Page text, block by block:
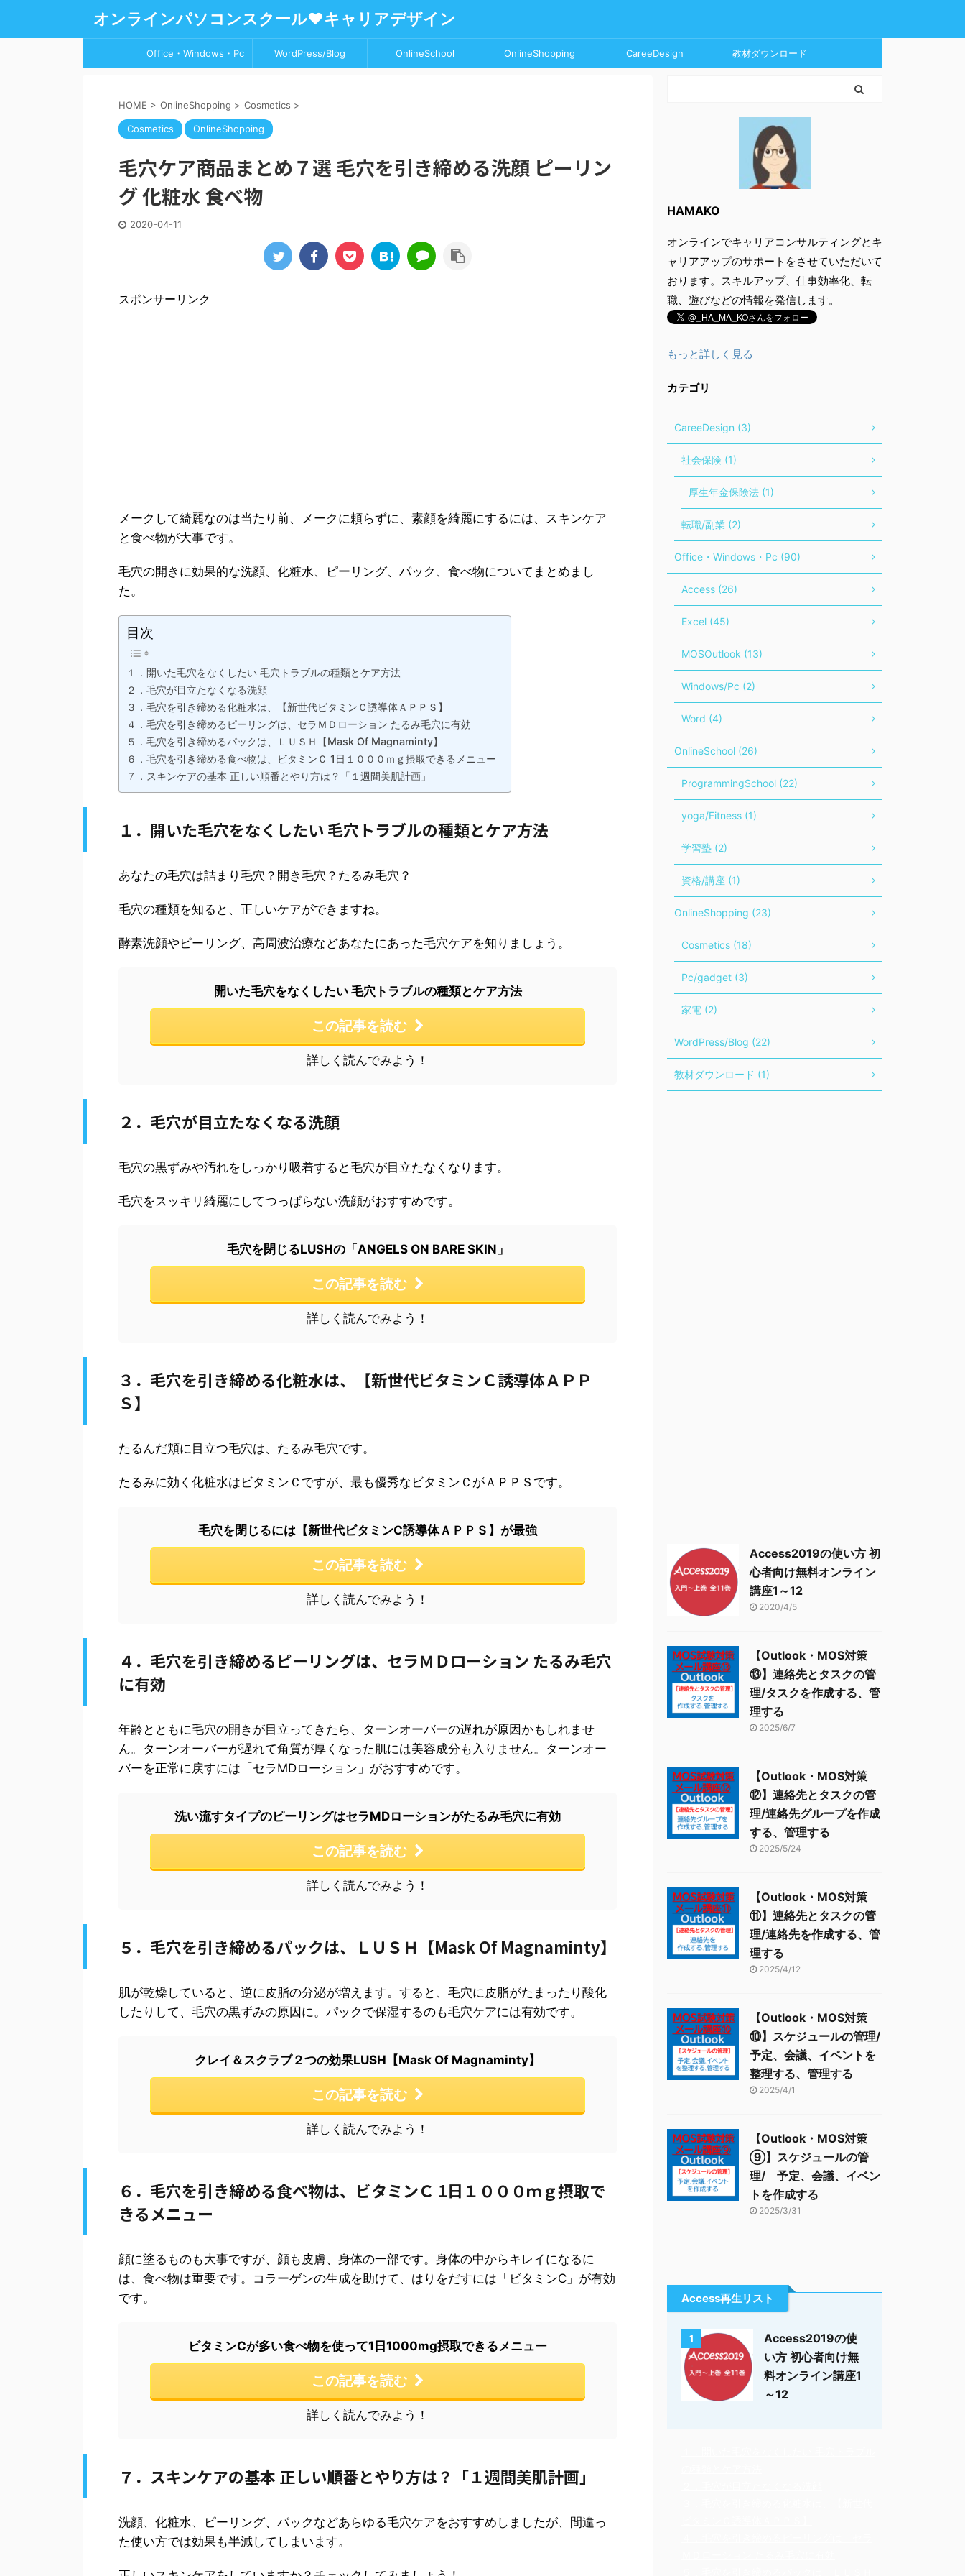
オンラインパソコンスクール♥キャリアデザイン
Office・Windows・Pc WordPress/Blog OnlineSchool OnlineShopping CareeDesign 教材ダウンロード
HOME > OnlineShopping > Cosmetics >
Cosmetics OnlineShopping
毛穴ケア商品まとめ７選 毛穴を引き締める洗顔 ピーリン
グ 化粧水 食べ物
2020-04-11
スポンサーリンク
メークして綺麗なのは当たり前、メークに頼らずに、素顔を綺麗にするには、スキンケア
と食べ物が大事です。
毛穴の開きに効果的な洗顔、化粧水、ピーリング、パック、食べ物についてまとめまし
た。
目次
１．開いた毛穴をなくしたい 毛穴トラブルの種類とケア方法
２．毛穴が目立たなくなる洗顔
３．毛穴を引き締める化粧水は、【新世代ビタミンＣ誘導体ＡＰＰＳ】
４．毛穴を引き締めるピーリングは、セラＭＤローション たるみ毛穴に有効
５．毛穴を引き締めるパックは、ＬＵＳＨ【Mask Of Magnaminty】
６．毛穴を引き締める食べ物は、ビタミンＣ 1日１０００ｍｇ摂取できるメニュー
７．スキンケアの基本 正しい順番とやり方は？「１週間美肌計画」
１．開いた毛穴をなくしたい 毛穴トラブルの種類とケア方法
あなたの毛穴は詰まり毛穴？開き毛穴？たるみ毛穴？
毛穴の種類を知ると、正しいケアができますね。
酵素洗顔やピーリング、高周波治療などあなたにあった毛穴ケアを知りましょう。
開いた毛穴をなくしたい 毛穴トラブルの種類とケア方法
この記事を読む
詳しく読んでみよう！
２．毛穴が目立たなくなる洗顔
毛穴の黒ずみや汚れをしっかり吸着すると毛穴が目立たなくなります。
毛穴をスッキリ綺麗にしてつっぱらない洗顔がおすすめです。
毛穴を閉じるLUSHの「ANGELS ON BARE SKIN」
この記事を読む
詳しく読んでみよう！
３．毛穴を引き締める化粧水は、【新世代ビタミンＣ誘導体ＡＰＰ
Ｓ】
たるんだ頬に目立つ毛穴は、たるみ毛穴です。
たるみに効く化粧水はビタミンＣですが、最も優秀なビタミンＣがＡＰＰＳです。
毛穴を閉じるには【新世代ビタミンC誘導体ＡＰＰＳ】が最強
この記事を読む
詳しく読んでみよう！
４．毛穴を引き締めるピーリングは、セラＭＤローション たるみ毛穴
に有効
年齢とともに毛穴の開きが目立ってきたら、ターンオーバーの遅れが原因かもしれませ
ん。ターンオーバーが遅れて角質が厚くなった肌には美容成分も入りません。ターンオー
バーを正常に戻すには「セラMDローション」がおすすめです。
洗い流すタイプのピーリングはセラMDローションがたるみ毛穴に有効
この記事を読む
詳しく読んでみよう！
５．毛穴を引き締めるパックは、ＬＵＳＨ【Mask Of Magnaminty】
肌が乾燥していると、逆に皮脂の分泌が増えます。すると、毛穴に皮脂がたまったり酸化
したりして、毛穴の黒ずみの原因に。パックで保湿するのも毛穴ケアには有効です。
クレイ＆スクラブ２つの効果LUSH【Mask Of Magnaminty】
この記事を読む
詳しく読んでみよう！
６．毛穴を引き締める食べ物は、ビタミンＣ 1日１０００ｍｇ摂取で
きるメニュー
顔に塗るものも大事ですが、顔も皮膚、身体の一部です。身体の中からキレイになるに
は、食べ物は重要です。コラーゲンの生成を助けて、はりをだすには「ビタミンC」が有効
です。
ビタミンCが多い食べ物を使って1日1000mg摂取できるメニュー
この記事を読む
詳しく読んでみよう！
７．スキンケアの基本 正しい順番とやり方は？「１週間美肌計画」
洗顔、化粧水、ピーリング、パックなどあらゆる毛穴ケアをおすすめしましたが、間違っ
た使い方では効果も半減してしまいます。
HAMAKO
オンラインでキャリアコンサルティングとキ
ャリアアップのサポートをさせていただいて
おります。スキルアップ、仕事効率化、転
職、遊びなどの情報を発信します。
もっと詳しく見る
カテゴリ
CareeDesign (3)
社会保険 (1)
厚生年金保険法 (1)
転職/副業 (2)
Office・Windows・Pc (90)
Access (26)
Excel (45)
MOSOutlook (13)
Windows/Pc (2)
Word (4)
OnlineSchool (26)
ProgrammingSchool (22)
yoga/Fitness (1)
学習塾 (2)
資格/講座 (1)
OnlineShopping (23)
Cosmetics (18)
Pc/gadget (3)
家電 (2)
WordPress/Blog (22)
教材ダウンロード (1)
Access2019の使い方 初
心者向け無料オンライン
講座1～12
2020/4/5
【Outlook・MOS対策
⑬】連絡先とタスクの管
理/タスクを作成する、管
理する
2025/6/7
【Outlook・MOS対策
⑫】連絡先とタスクの管
理/連絡先グループを作成
する、管理する
2025/5/24
【Outlook・MOS対策
⑪】連絡先とタスクの管
理/連絡先を作成する、管
理する
2025/4/12
【Outlook・MOS対策
⑩】スケジュールの管理/
予定、会議、イベントを
整理する、管理する
2025/4/1
【Outlook・MOS対策
⑨】スケジュールの管
理/ 予定、会議、イベン
トを作成する
2025/3/31
Access再生リスト
1
Access2019の使
い方 初心者向け無
料オンライン講座1
～12